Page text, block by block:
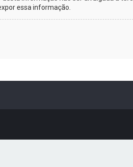
essa informação.